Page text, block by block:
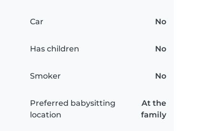
Car No
Has children No
Smoker No
Preferred babysitting
location
At the
family